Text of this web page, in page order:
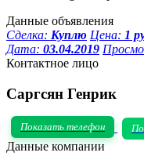
Данные объявления
Сделка: Куплю Цена: 1
Дата: 03.04.2019
Контактное лицо
Саргсян Генрик
Показать телефон
Данные компании